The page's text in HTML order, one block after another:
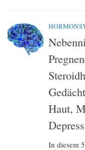
Haut,
In diesem